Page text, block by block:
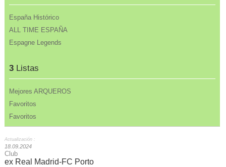
España Histórico
ALL TIME ESPAÑA
Espagne Legends
3 Listas
Mejores ARQUEROS
Favoritos
Favoritos
Actualización :
18.09.2024
Club
ex Real Madrid-FC Porto